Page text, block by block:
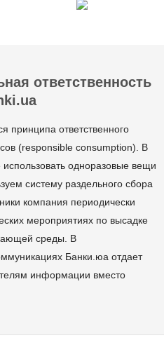
ответственность
ответственного
(responsible consumption). В
одноразовые вещи
систему раздельного сбора
компания периодически
мероприятиях по высадке
среды. В
Банки.юа отдает
информации вместо